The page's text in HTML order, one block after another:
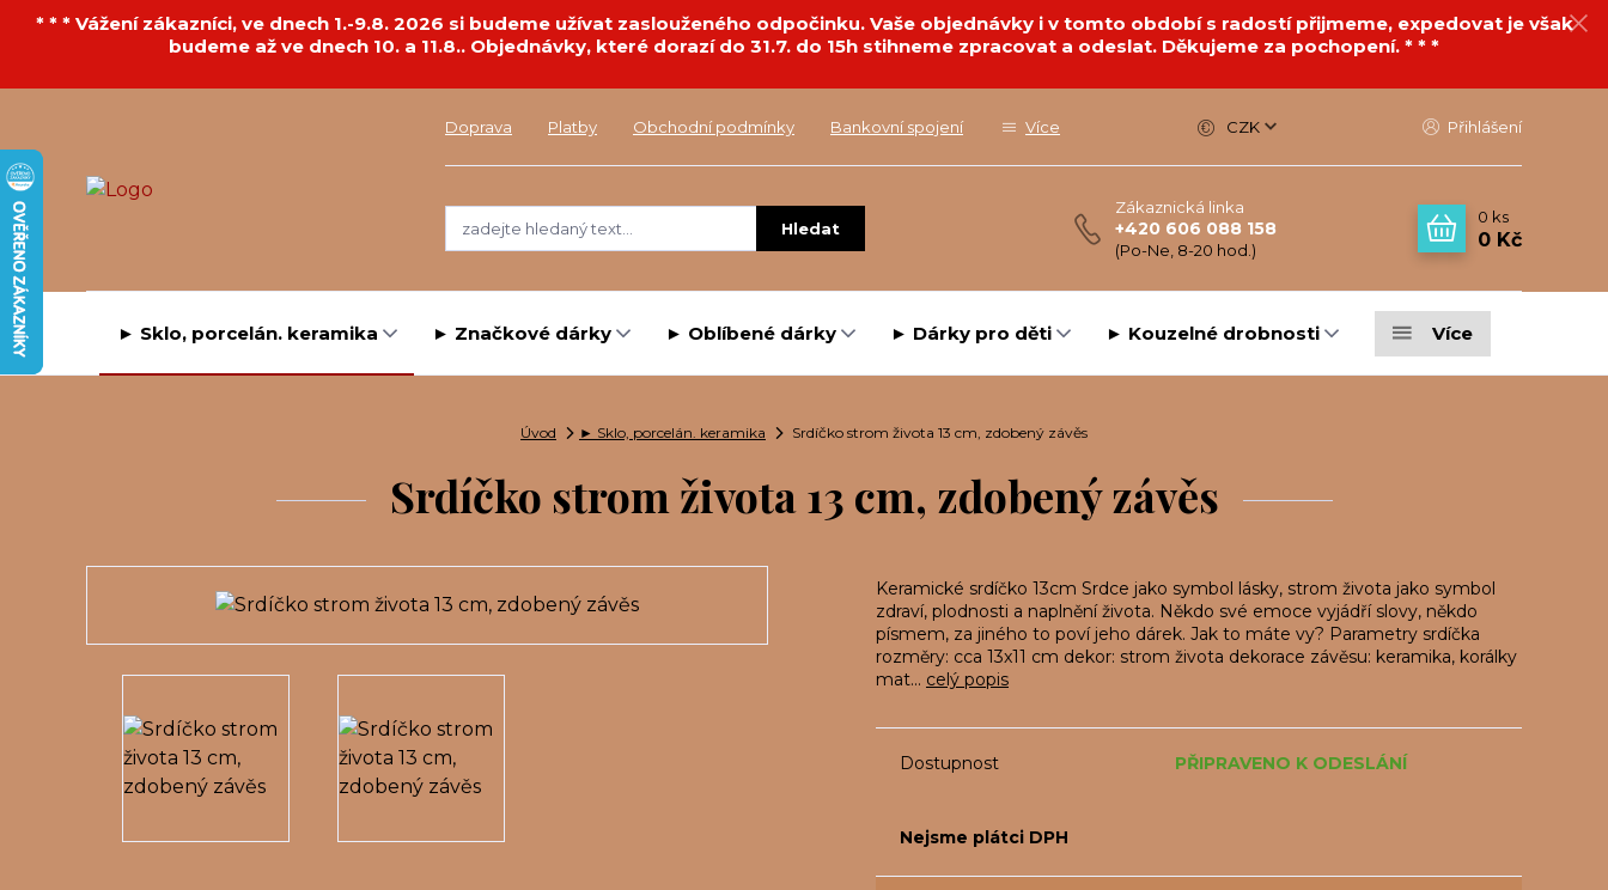
* * * Vážení zákazníci, ve dnech 1.-9.8. 2026 si budeme užívat zaslouženého odpočinku. Vaše objednávky i v tomto období s radostí přijmeme, expedovat je však
budeme až ve dnech 10. a 11.8.. Objednávky, které dorazí do 31.7. do 15h stihneme zpracovat a odeslat. Děkujeme za pochopení. * * *
Doprava Platby Obchodní podmínky Bankovní spojení Více CZK Přihlášení
Hledat
Zákaznická linka
+420 606 088 158
(Po-Ne, 8-20 hod.)
0 ks
0 Kč
► Sklo, porcelán. keramika ► Značkové dárky ► Oblíbené dárky ► Dárky pro děti ► Kouzelné drobnosti Více
Úvod ► Sklo, porcelán. keramika Srdíčko strom života 13 cm, zdobený závěs
Srdíčko strom života 13 cm, zdobený závěs
Keramické srdíčko 13cm Srdce jako symbol lásky, strom života jako symbol
zdraví, plodnosti a naplnění života. Někdo své emoce vyjádří slovy, někdo
písmem, za jiného to poví jeho dárek. Jak to máte vy? Parametry srdíčka
rozměry: cca 13x11 cm dekor: strom života dekorace závěsu: keramika, korálky
mat... celý popis
Dostupnost PŘIPRAVENO K ODESLÁNÍ
Nejsme plátci DPH